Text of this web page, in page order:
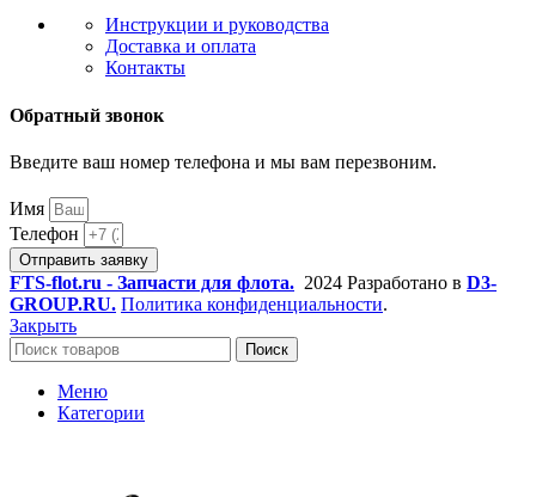
Инструкции и руководства
Доставка и оплата
Контакты
Обратный звонок
Введите ваш номер телефона и мы вам перезвоним.
Имя
Телефон
Отправить заявку
FTS-flot.ru - Запчасти для флота. 2024 Разработано в D3-
GROUP.RU. Политика конфиденциальности.
Закрыть
Поиск
Меню
Категории